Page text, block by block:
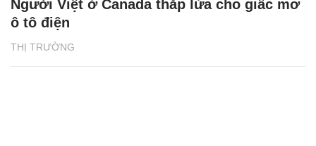
THỊ TRƯỜNG
Người Việt ở Canada thắp lửa cho giấc mơ
ô tô điện